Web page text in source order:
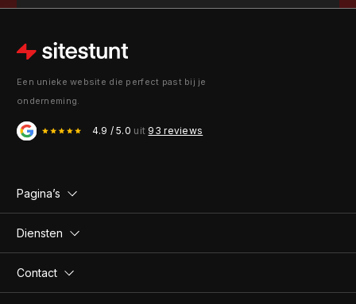
Een unieke website die perfect past bij je
onderneming.
4.9 / 5.0 uit 93 reviews
Pagina’s
Diensten
Contact